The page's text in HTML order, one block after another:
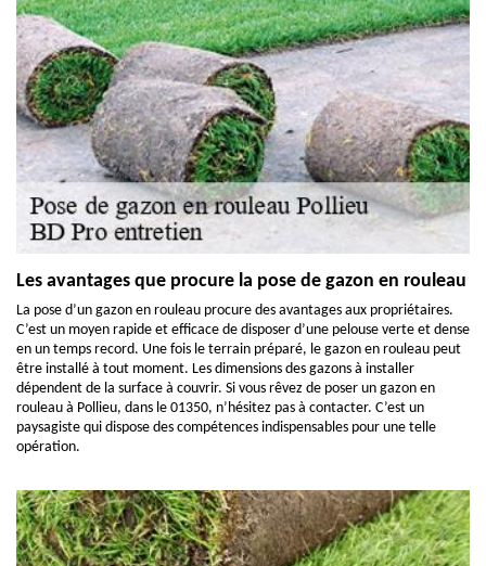
Les avantages que procure la pose de gazon en rouleau
La pose d’un gazon en rouleau procure des avantages aux propriétaires.
C’est un moyen rapide et efficace de disposer d’une pelouse verte et dense
en un temps record. Une fois le terrain préparé, le gazon en rouleau peut
être installé à tout moment. Les dimensions des gazons à installer
dépendent de la surface à couvrir. Si vous rêvez de poser un gazon en
rouleau à Pollieu, dans le 01350, n’hésitez pas à contacter. C’est un
paysagiste qui dispose des compétences indispensables pour une telle
opération.